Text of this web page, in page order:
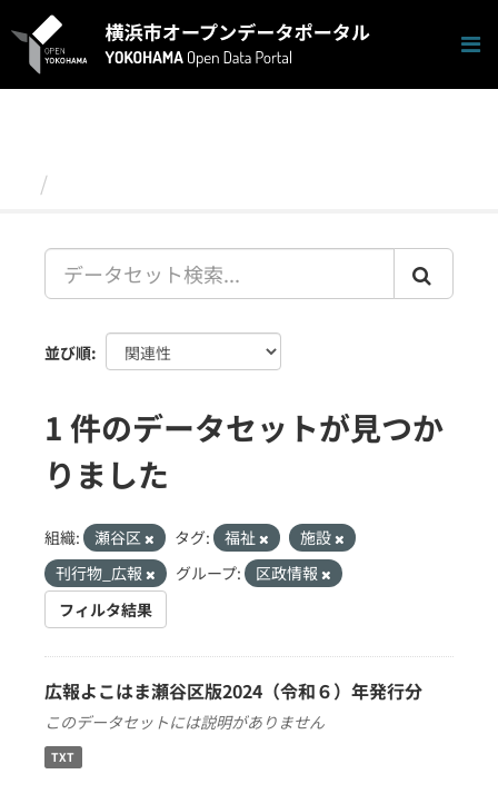
キ
並び順
1 件のデータセットが見つか
りました
組織: 瀬谷区 タグ: 福祉
施設
刊行物_広報
グループ:
区政情報
フィルタ結果
広報よこはま瀬谷区版2024（令和６）年発行分
このデータセットには説明がありません
TXT